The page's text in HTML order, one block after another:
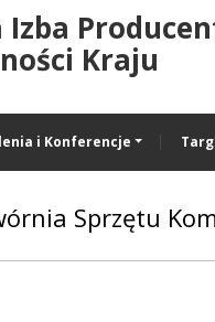
Izba
Kraju
i Konferencje
Sprzętu